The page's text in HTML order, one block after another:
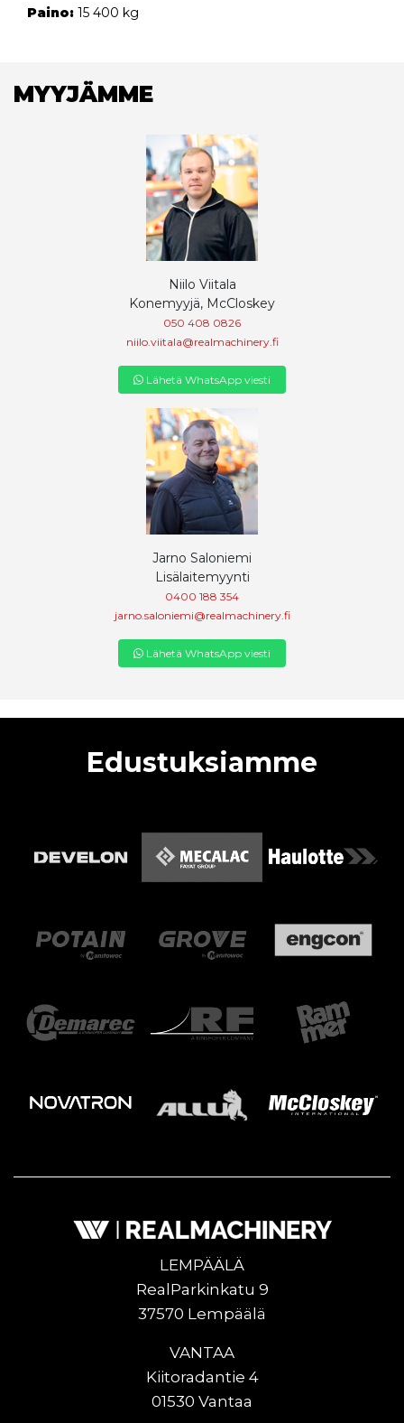
Paino: 15 400 kg
MYYJÄMME
Niilo Viitala
Konemyyjä, McCloskey
050 408 0826
niilo.viitala@realmachinery.fi
Lähetä WhatsApp viesti
Jarno Saloniemi
Lisälaitemyynti
0400 188 354
jarno.saloniemi@realmachinery.fi
Lähetä WhatsApp viesti
Edustuksiamme
LEMPÄÄLÄ
RealParkinkatu 9
37570 Lempäälä
VANTAA
Kiitoradantie 4
01530 Vantaa